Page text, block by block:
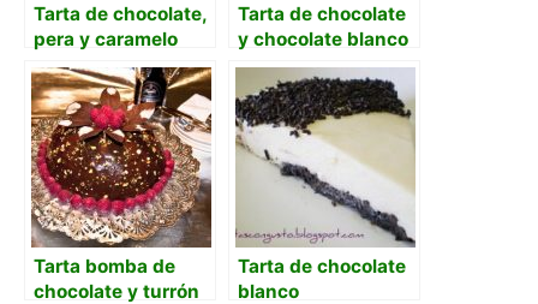
Tarta de chocolate,
pera y caramelo
Tarta de chocolate
y chocolate blanco
con cuajada sin
horno
Tarta bomba de
chocolate y turrón
Tarta de chocolate
blanco